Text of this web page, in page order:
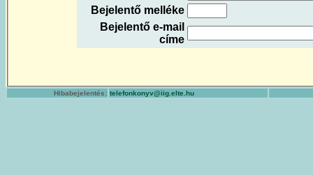
Bejelentő melléke
Bejelentő e-mail
címe
Hibabejelentés: telefonkonyv@iig.elte.hu